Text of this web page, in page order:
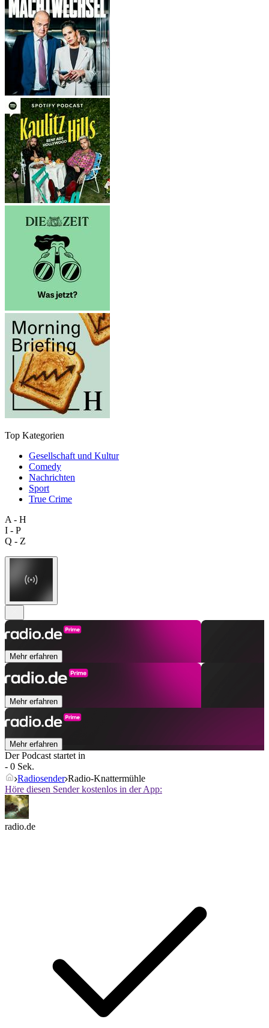
Top Kategorien
Gesellschaft und Kultur
Comedy
Nachrichten
Sport
True Crime
A - H
I - P
Q - Z
Mehr erfahren
Mehr erfahren
Mehr erfahren
Der Podcast startet in
- 0 Sek.
Radiosender Radio-Knattermühle
Höre diesen Sender kostenlos in der App:
radio.de